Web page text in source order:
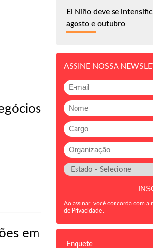
em
El Niño deve se
agosto e outubro
ASSINE NOSSA
Ao assinar, você concorda com a
de Privacidade
Enquete